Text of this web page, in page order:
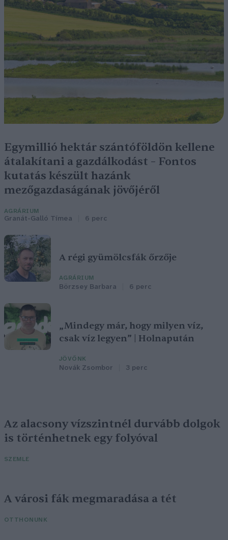
Egymillió hektár szántóföldön kellene
átalakítani a gazdálkodást – Fontos
kutatás készült hazánk
mezőgazdaságának jövőjéről
AGRÁRIUM
Granát-Galló Tímea 6 perc
A régi gyümölcsfák őrzője
AGRÁRIUM
Börzsey Barbara 6 perc
„Mindegy már, hogy milyen víz,
csak víz legyen” | Holnapután
JÖVŐNK
Novák Zsombor 3 perc
Az alacsony vízszintnél durvább dolgok
is történhetnek egy folyóval
SZEMLE
A városi fák megmaradása a tét
OTTHONUNK